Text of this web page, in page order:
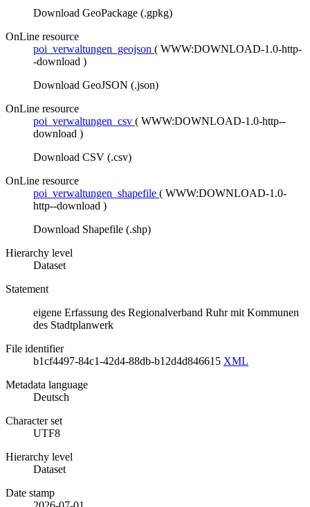
Download GeoPackage (.gpkg)
OnLine resource
poi_verwaltungen_geojson ( WWW:DOWNLOAD-1.0-http-
-download )
Download GeoJSON (.json)
OnLine resource
poi_verwaltungen_csv ( WWW:DOWNLOAD-1.0-http--
download )
Download CSV (.csv)
OnLine resource
poi_verwaltungen_shapefile ( WWW:DOWNLOAD-1.0-
http--download )
Download Shapefile (.shp)
Hierarchy level
Dataset
Statement
eigene Erfassung des Regionalverband Ruhr mit Kommunen
des Stadtplanwerk
File identifier
b1cf4497-84c1-42d4-88db-b12d4d846615 XML
Metadata language
Deutsch
Character set
UTF8
Hierarchy level
Dataset
Date stamp